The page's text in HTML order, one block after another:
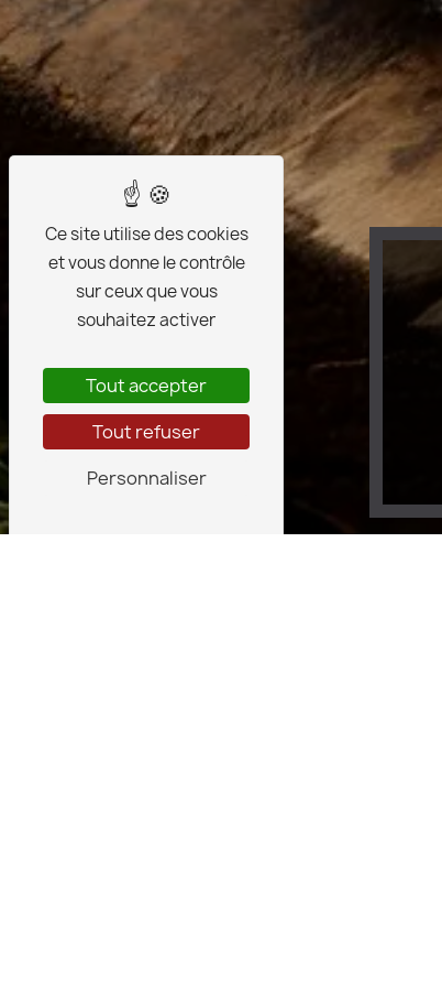
Ce site utilise des cookies
et vous donne le contrôle
sur ceux que vous
souhaitez activer
Tout accepter
Tout refuser
Personnaliser